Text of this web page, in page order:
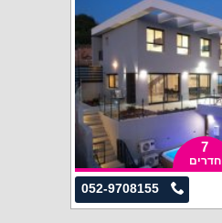
7
חדרים
052-9708155